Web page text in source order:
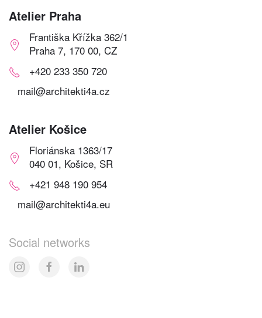
Atelier Praha
Františka Křížka 362/1
Praha 7, 170 00, CZ
+420 233 350 720
mail@architekti4a.cz
Atelier Košice
Floriánska 1363/17
040 01, Košice, SR
+421 948 190 954
mail@architekti4a.eu
Social networks